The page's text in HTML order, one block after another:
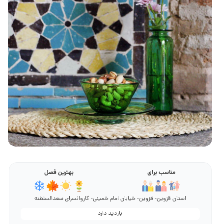
مناسب برای بهترین فصل
استان قزوین- قزوین- خیابان امام خمینی- کاروانسرای سعدالسلطنه
بازدید دارد